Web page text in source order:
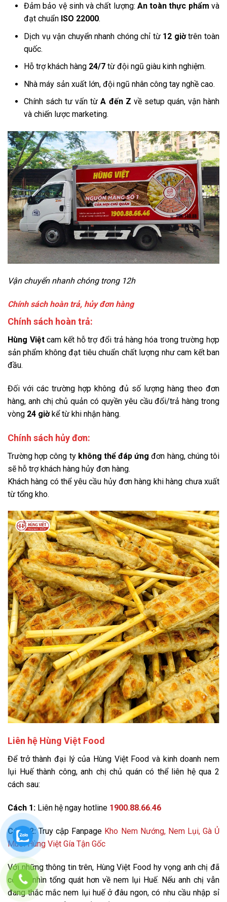
Đảm bảo vệ sinh và chất lượng: An toàn thực phẩm và
đạt chuẩn ISO 22000.
Dịch vụ vận chuyển nhanh chóng chỉ từ12 giờtrên toàn
quốc.
Hỗ trợ khách hàng 24/7 từ đội ngũ giàu kinh nghiệm.
Nhà máy sản xuất lớn, đội ngũ nhân công tay nghề cao.
Chính sách tư vấn từ A đến Z về setup quán, vận hành
và chiến lược marketing.
Vận chuyển nhanh chóng trong 12h
Chính sách hoàn trả, hủy đơn hàng
Chính sách hoàn trả:
Hùng Việtcam kết hỗ trợ đổi trả hàng hóa trong trường hợp
sản phẩm không đạt tiêu chuẩn chất lượng như cam kết ban
đầu.
Đối với các trường hợp không đủ số lượng hàng theo đơn
hàng, anh chị chủ quản có quyền yêu cầu đổi/trả hàng trong
vòng 24 giờkể từ khi nhận hàng.
Chính sách hủy đơn:
Trường hợp công tykhông thể đáp ứng đơn hàng, chúng tôi
sẽ hỗ trợ khách hàng hủy đơn hàng.
Khách hàng có thể yêu cầu hủy đơn hàng khi hàng chưa xuất
từ tổng kho.
Liên hệ Hùng Việt Food
Để trở thành đại lý của Hùng Việt Food và kinh doanh nem
lụi Huế thành công, anh chị chủ quán có thể liên hệ qua 2
cách sau:
Cách 1: Liên hệ ngay hotline 1900.88.66.46
Cách 2:Truy cập Fanpage Kho Nem Nướng, Nem Lụi, Gà Ủ
Muối Hùng Việt Gía Tận Gốc
Với những thông tin trên, Hùng Việt Food hy vọng anh chị đã
có cái nhìn tổng quát hơn về nem lụi Huế. Nếu anh chị vẫn
đang thắc mắc nem lụi huế ở đâu ngon, có nhu cầu nhập sỉ